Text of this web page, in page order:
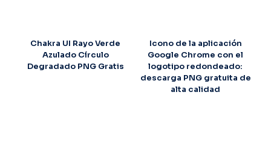
Chakra UI Rayo Verde
Azulado Círculo
Degradado PNG Gratis
Icono de la aplicación
Google Chrome con el
logotipo redondeado:
descarga PNG gratuita de
alta calidad